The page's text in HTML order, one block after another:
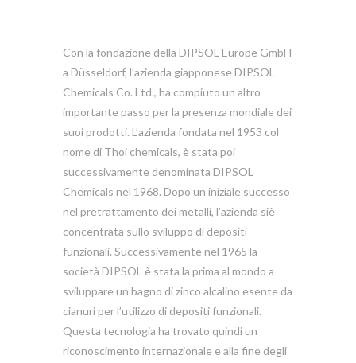
Con la fondazione della DIPSOL Europe GmbH
a Düsseldorf, l’azienda giapponese DIPSOL
Chemicals Co. Ltd., ha compiuto un altro
importante passo per la presenza mondiale dei
suoi prodotti. L’azienda fondata nel 1953 col
nome di Thoi chemicals, è stata poi
successivamente denominata DIPSOL
Chemicals nel 1968. Dopo un iniziale successo
nel pretrattamento dei metalli, l’azienda siè
concentrata sullo sviluppo di depositi
funzionali. Successivamente nel 1965 la
società DIPSOL è stata la prima al mondo a
sviluppare un bagno di zinco alcalino esente da
cianuri per l’utilizzo di depositi funzionali.
Questa tecnologia ha trovato quindi un
riconoscimento internazionale e alla fine degli